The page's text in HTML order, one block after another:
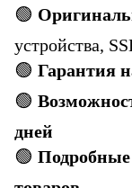
🟢
устройства,
🟢 Гарантия
🟢
дней
🟢